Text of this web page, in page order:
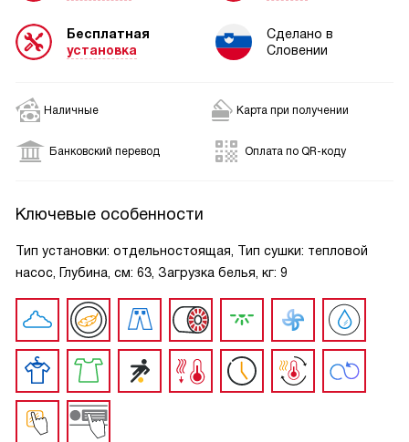
Бесплатная
установка
Сделано в
Словении
Наличные Карта при получении
Банковский перевод Оплата по QR-коду
Ключевые особенности
Тип установки: отдельностоящая, Тип сушки: тепловой
насос, Глубина, см: 63, Загрузка белья, кг: 9